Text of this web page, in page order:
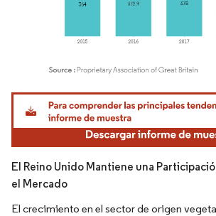
Imagen © Mordor Intelligence. El uso requiere
El Reino Unido Mantiene una
el Mercado
El crecimiento en el sector de origen